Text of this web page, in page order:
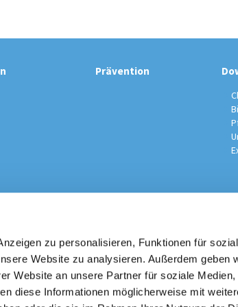
zu personalisieren, Funktionen für
Website zu analysieren. Außerdem geben
Website an unsere Partner für soziale Medien,
diese Informationen möglicherweise mit
Prävention
/ Pfarrei St. Johannes der Täufer
Am Kiesteich 50, 13589 Berlin
030 – 373 22 16
info@st-johannes-spandau.de
|Datenschutzhinweise|Erzbistum Berlin